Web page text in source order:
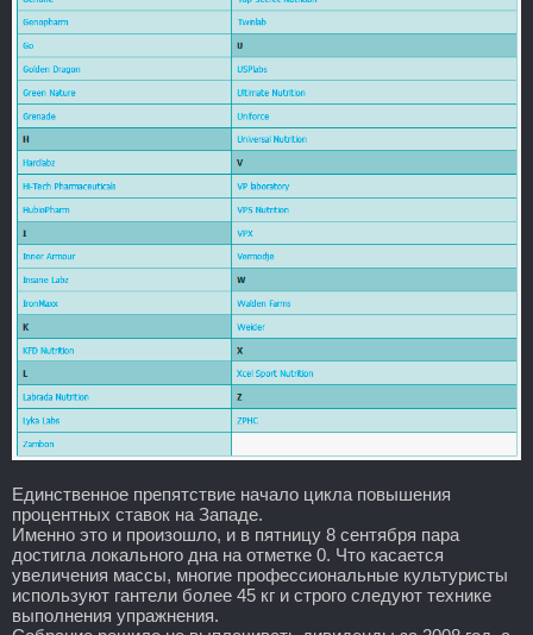
Единственное препятствие начало цикла повышения
процентных ставок на Западе.
Именно это и произошло, и в пятницу 8 сентября пара
достигла локального дна на отметке 0. Что касается
увеличения массы, многие профессиональные культуристы
используют гантели более 45 кг и строго следуют технике
выполнения упражнения.